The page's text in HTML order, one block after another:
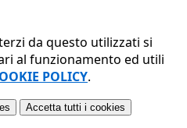
da questo utilizzati si
al funzionamento ed utili
POLICY.
Accetta tutti i cookies